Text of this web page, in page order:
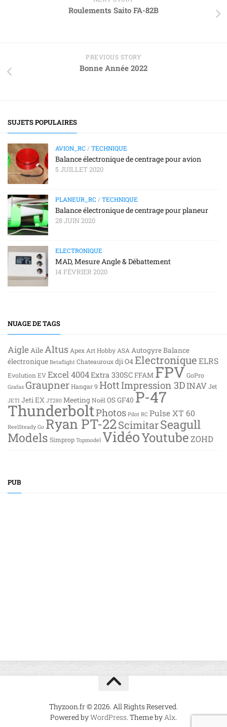
Roulements Saito FA-82B
PREVIOUS STORY
Bonne Année 2022
SUJETS POPULAIRES
AVION_RC / TECHNIQUE
Balance électronique de centrage pour avion
5 JUILLET 2020
PLANEUR_RC / TECHNIQUE
Balance électronique de centrage pour planeur
28 JUIN 2020
ELECTRONIQUE
MAD, Mesure Angle & Débattement
14 FÉVRIER 2020
NUAGE DE TAGS
Aigle AileAltus Apex Art Hobby ASA AutogyreBalance
électronique Betaflight Chateaurouxdji O4Electronique ELRS
Evolution EVExcel 4004Extra 330SCFFAM FPVGoPro
Grafas GraupnerHangar 9 HottImpression 3DINAVJet
JETI Jeti EX JT280 MeetingNoël OS GF40 P-47
ThunderboltPhotos Pilot RC Pulse XT 60
ReelSteady Go Ryan PT-22ScimitarSeagull
Models Simprop Topmodel VidéoYoutube ZOHD
PUB
Thyzoon.fr © 2026. All Rights Reserved.
Powered byWordPress. Theme byAlx.